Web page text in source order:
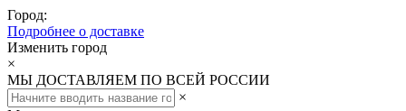
Город:
Подробнее о доставке
Изменить город
×
МЫ ДОСТАВЛЯЕМ ПО ВСЕЙ РОССИИ
×